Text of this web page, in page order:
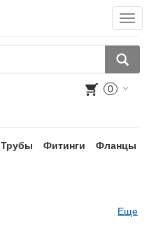
0
Трубы Фитинги Фланцы
Еще